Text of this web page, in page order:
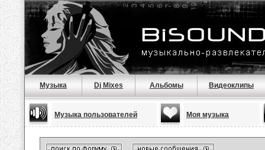
Музыка Dj Mixes Альбомы Видеоклипы
Музыка пользователей Моя музыка